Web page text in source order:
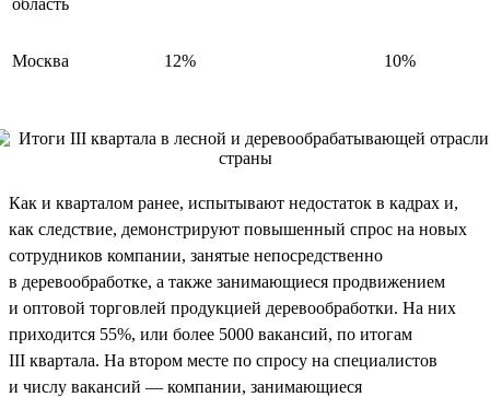
Москва 12% 10%
Как и кварталом ранее, испытывают недостаток в кадрах и,
как следствие, демонстрируют повышенный спрос на новых
сотрудников компании, занятые непосредственно
в деревообработке, а также занимающиеся продвижением
и оптовой торговлей продукцией деревообработки. На них
приходится 55%, или более 5000 вакансий, по итогам
III квартала. На втором месте по спросу на специалистов
и числу вакансий — компании, занимающиеся